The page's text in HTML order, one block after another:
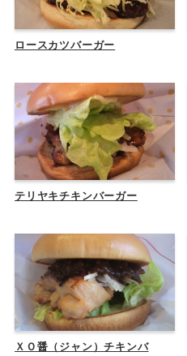
ロースカツバーガー
テリヤキチキンバーガー
ＸＯ醤（ジャン）チキンバ